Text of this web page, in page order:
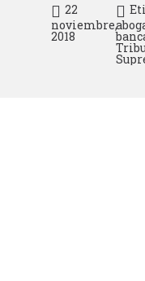
22
noviembre,
2018